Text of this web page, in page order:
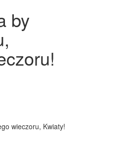
by
wieczoru, Kwiaty!